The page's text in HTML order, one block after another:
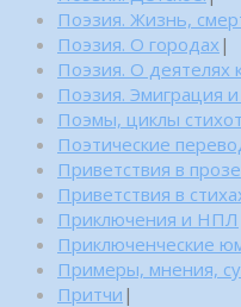
Поэзия. Жизнь,
Поэзия. О городах |
Поэзия. О деятелях
Поэзия. Эмиграция и
Поэмы, циклы
Поэтические
Приветствия в прозе
Приветствия в
Приключения и НПЛ
Приключенческие
Примеры, мнения,
Притчи |